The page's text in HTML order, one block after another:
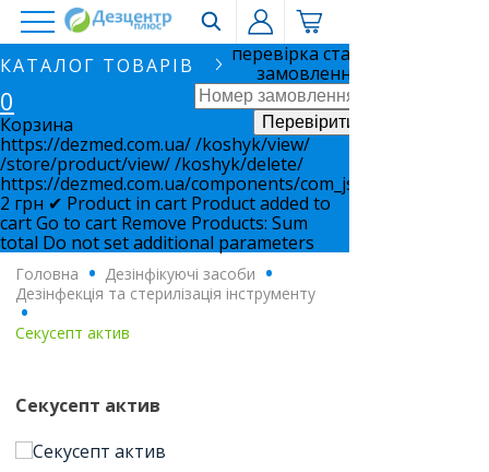
КАТАЛОГ ТОВАРІВ
перевірка статусу
замовлення
0
Корзина
https://dezmed.com.ua//koshyk/view/
/store/product/view//koshyk/delete/
https://dezmed.com.ua/components/com_jshopping/files/
2 грн ✔ Product in cart Product added to
cartGo to cart Remove Products: Sum
total Do not set additional parameters
Головна . Дезінфікуючі засоби
.
Дезінфекція та стерилізація інструменту
.
Секусепт актив
Секусепт актив